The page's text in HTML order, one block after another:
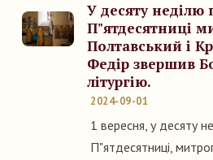
У десяту неділю
П"ятдесятниці
Полтавський і
Федір звершив
літургію.
2024-09-01
1 вересня, у десяту
П"ятдесятниці,